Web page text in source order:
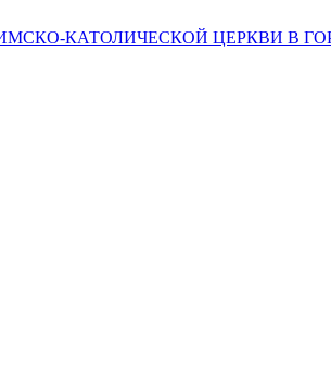
КАТОЛИЧЕСКОЙ ЦЕРКВИ В